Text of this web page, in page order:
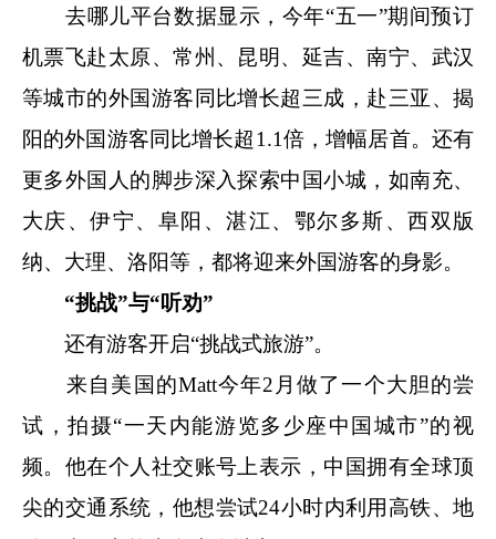
去哪儿平台数据显示，今年“五一”期间预订
机票飞赴太原、常州、昆明、延吉、南宁、武汉
等城市的外国游客同比增长超三成，赴三亚、揭
阳的外国游客同比增长超1.1倍，增幅居首。还有
更多外国人的脚步深入探索中国小城，如南充、
大庆、伊宁、阜阳、湛江、鄂尔多斯、西双版
纳、大理、洛阳等，都将迎来外国游客的身影。
“挑战”与“听劝”
还有游客开启“挑战式旅游”。
来自美国的Matt今年2月做了一个大胆的尝
试，拍摄“一天内能游览多少座中国城市”的视
频。他在个人社交账号上表示，中国拥有全球顶
尖的交通系统，他想尝试24小时内利用高铁、地